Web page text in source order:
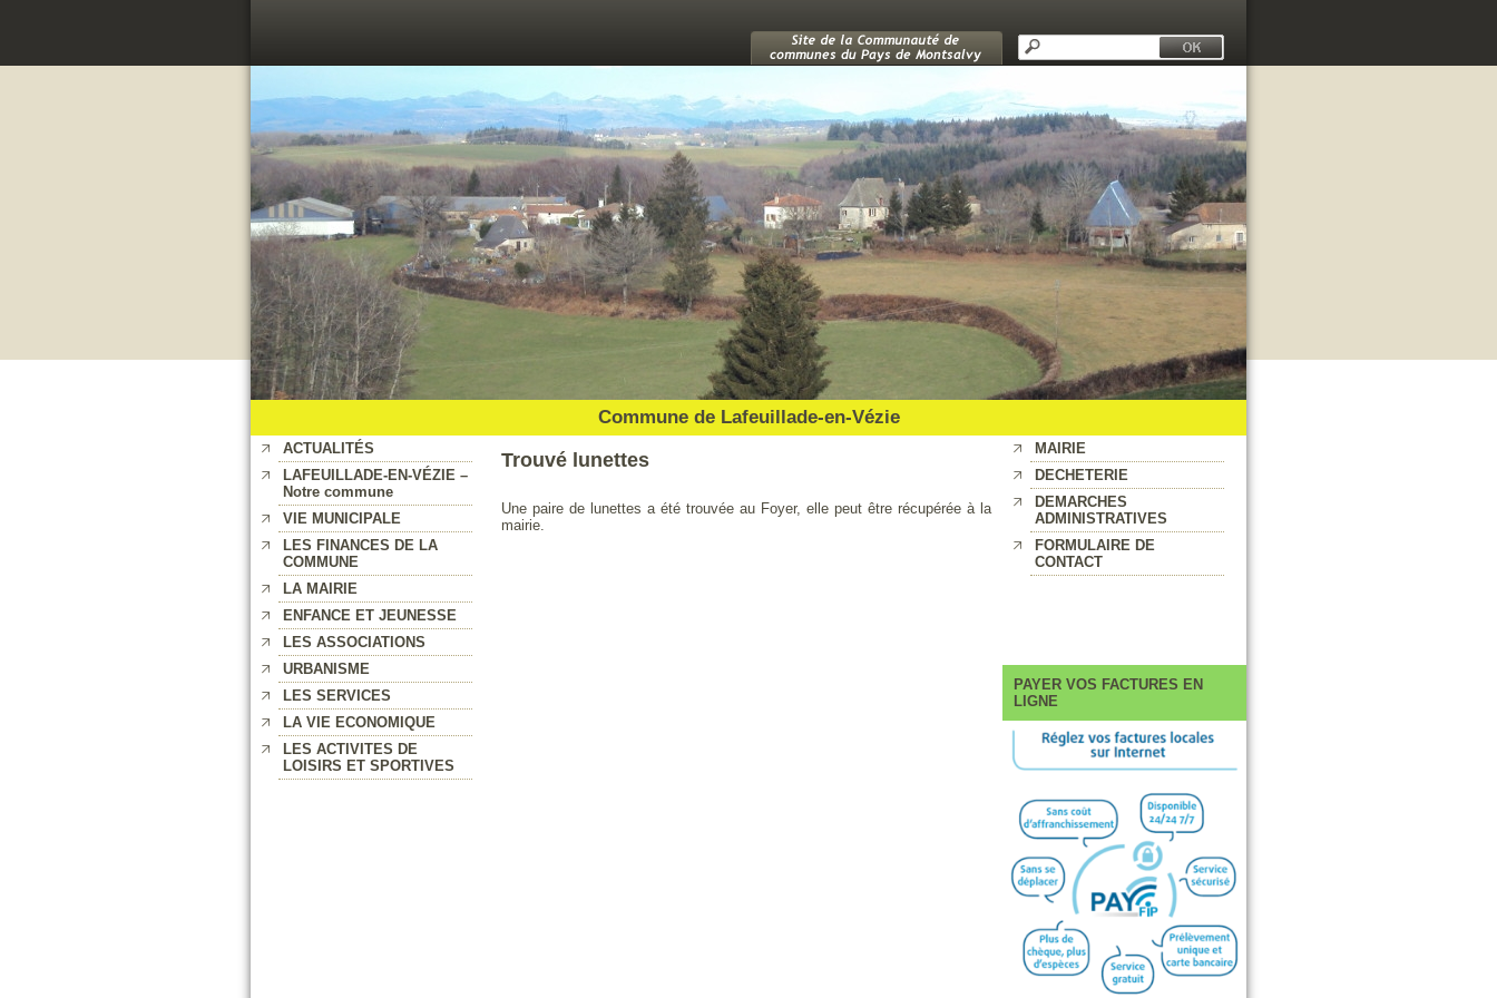
Commune de Lafeuillade-en-Vézie
MAIRIE
DECHETERIE
DEMARCHES
ADMINISTRATIVES
FORMULAIRE DE
CONTACT
PAYER VOS FACTURES EN
LIGNE
ACTUALITÉS
LAFEUILLADE-EN-VÉZIE –
Notre commune
VIE MUNICIPALE
LES FINANCES DE LA
COMMUNE
LA MAIRIE
ENFANCE ET JEUNESSE
LES ASSOCIATIONS
URBANISME
LES SERVICES
LA VIE ECONOMIQUE
LES ACTIVITES DE
LOISIRS ET SPORTIVES
Trouvé lunettes
Une paire de lunettes a été trouvée au Foyer, elle peut être récupérée à la
mairie.